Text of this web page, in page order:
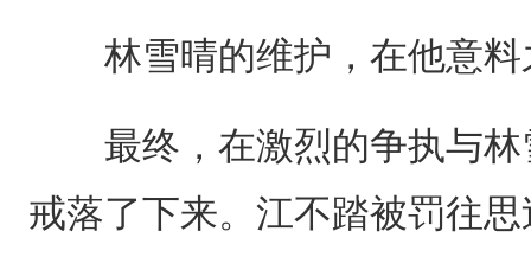
林雪晴的维护，在他意料
最终，在激烈的争执与林
戒落了下来。江不踏被罚往